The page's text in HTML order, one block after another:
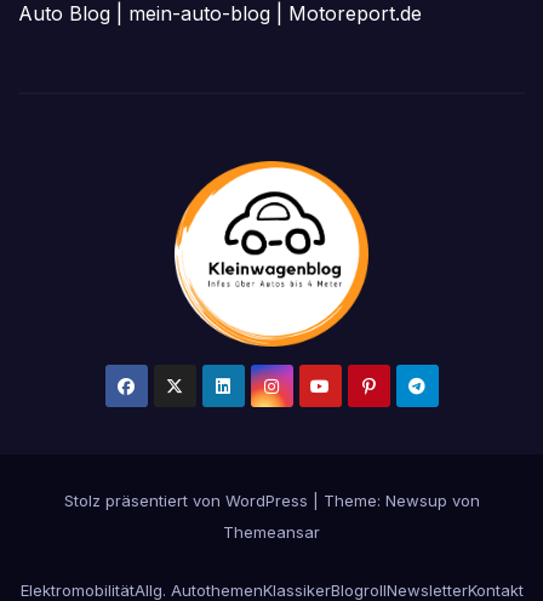
Auto Blog
mein-auto-blog Motoreport.de
Stolz präsentiert von WordPress
Theme: Newsup von
Themeansar
ElektromobilitätAllg. AutothemenKlassikerBlogrollNewsletterKontakt